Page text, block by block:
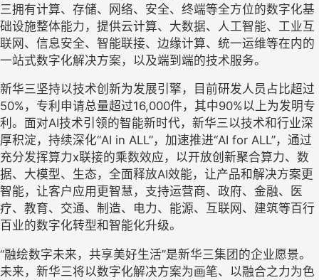
三拥有计算、存储、网络、安全、终端等全方位的数字化基
础设施整体能力，提供云计算、大数据、人工智能、工业互
联网、信息安全、智能联接、边缘计算、统一运维等在内的
一站式数字化解决方案，以及端到端的技术服务。
新华三坚持以技术创新为发展引擎，目前研发人员占比超过
50%，专利申请总量超过16,000件，其中90%以上为发明专
利。面对AI技术引领的智能新时代，新华三以技术和行业深
厚积淀，持续深化“AI in ALL”，加速推进“AI for ALL”，通过
充分发挥算力x联接的乘数效应，以开放创新聚合算力、数
据、大模型、生态，全面释放AI效能，让产品和解决方案更
智能，让客户应用更智慧，支持运营商、政府、金融、医
疗、教育、交通、制造、电力、能源、互联网、建筑等百行
百业的数字化转型和智能化升级。
“融绘数字未来，共享美好生活”是新华三集团的企业愿景。
未来，新华三将以数字化解决方案为画笔、以融合之力为色